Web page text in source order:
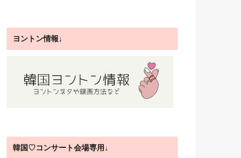
ヨントン情報↓
韓国♡コンサート会場専用↓